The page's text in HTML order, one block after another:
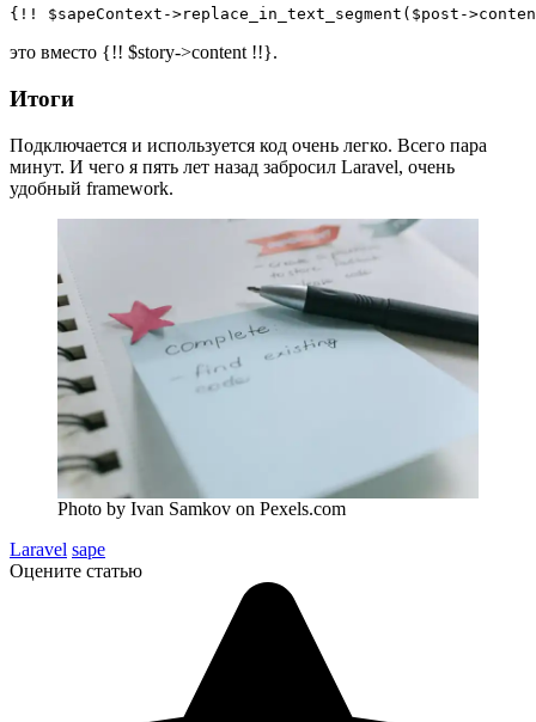
{!! $sapeContext->replace_in_text_segment($post-
это вместо {!! $story->content !!}.
Итоги
Подключается и используется код очень легко. Всего пара
минут. И чего я пять лет назад забросил Laravel, очень
удобный framework.
Photo by Ivan Samkov on Pexels.com
Laravel sape
Оцените статью